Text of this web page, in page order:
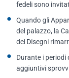
fedeli sono
Quando gli
del palazzo, la
dei Disegni
Durante i periodi
aggiuntivi